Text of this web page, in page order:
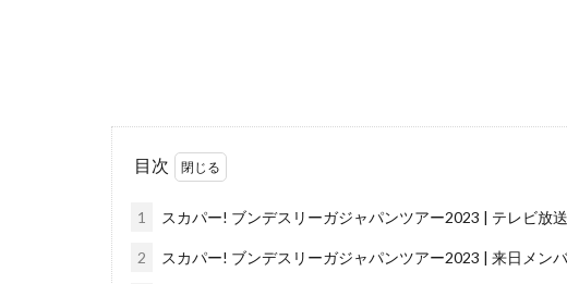
目次
1 スカパー! ブンデスリーガジャパンツアー2023 | テレビ放
2 スカパー! ブンデスリーガジャパンツアー2023 | 来日メン